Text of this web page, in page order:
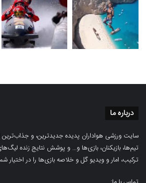
درباره ما
سایت ورزشی هواداران پدیده جدیدترین، و جذاب‌ترین
تیم‌ها، بازیکنان، بازی‌ها و… و پوشش نتایج زنده
ترکیب، امار و ویدیو‌‌ گل‌ و خلاصه بازی‌ها را در اختیار